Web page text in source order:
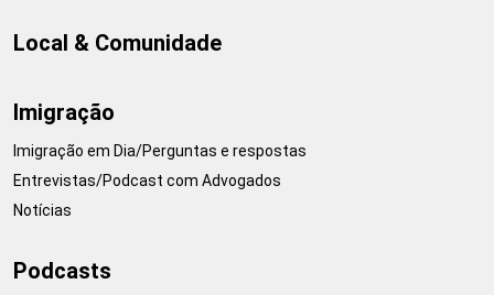
Local & Comunidade
Imigração
Imigração em Dia/Perguntas e respostas
Entrevistas/Podcast com Advogados
Notícias
Podcasts